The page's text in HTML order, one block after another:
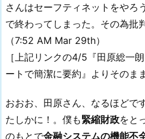
さんはセーフティネットをやろ
で終わってしまった。その為批
（7:52 AM Mar 29th）
［上記リンクの4/5『田原総一
ートで簡潔に要約』よりそのま
おおお、田原さん、なるほどで
たしかに！。僕も緊縮財政をと
のもとで金融システムの機能不